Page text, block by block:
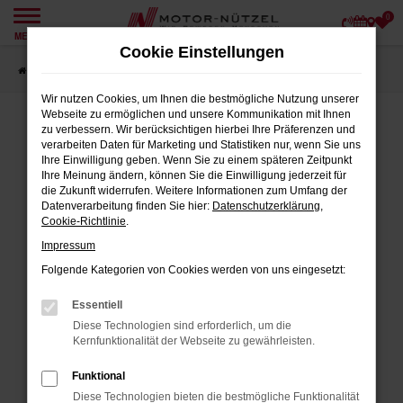
Zum
springen
MENÜ
0
FEHLER: NETWORK ERROR
Beim Laden ist ein Fehler aufgetreten.
Hier sind ein paar Tipps, die dir helfen können:
Überprüfe deine Firewall und deine
Internetverbindung.
Prüfe deine Browsererweiterungen.
können das Laden bestimmter Seiten
Cookie Einstellungen
Wir nutzen Cookies, um Ihnen die bestmögliche Nutzung unserer
Webseite zu ermöglichen und unsere Kommunikation mit Ihnen
zu verbessern. Wir berücksichtigen hierbei Ihre Präferenzen und
verarbeiten Daten für Marketing und Statistiken nur, wenn Sie uns
Ihre Einwilligung geben. Wenn Sie zu einem späteren Zeitpunkt
Ihre Meinung ändern, können Sie die Einwilligung jederzeit für
die Zukunft widerrufen. Weitere Informationen zum Umfang der
Datenverarbeitung finden Sie hier: Datenschutzerklärung,
Cookie-Richtlinie.
Impressum
Folgende Kategorien von Cookies werden von uns eingesetzt:
Essentiell
Diese Technologien sind erforderlich, um die
Kernfunktionalität der Webseite zu gewährleisten.
Funktional
Diese Technologien bieten die bestmögliche Funktionalität